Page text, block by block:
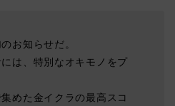
お知らせだ。
には、特別なオキモノをプ
めた金イクラの最高スコ